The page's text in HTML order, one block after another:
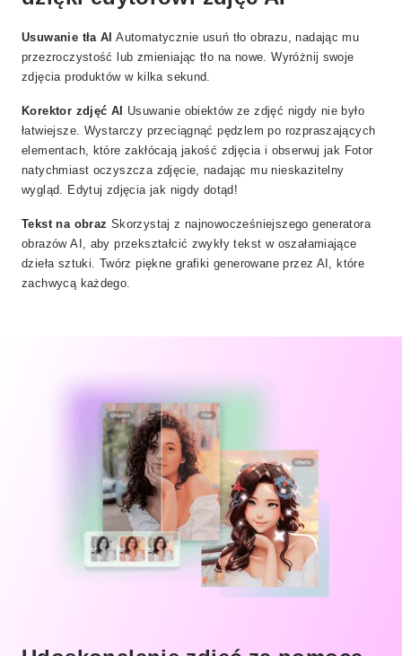
Usuwanie tła AI Automatycznie usuń tło obrazu, nadając mu
przezroczystość lub zmieniając tło na nowe. Wyróżnij swoje
zdjęcia produktów w kilka sekund.
Korektor zdjęć AI
Usuwanie obiektów ze zdjęć nigdy nie było
łatwiejsze. Wystarczy przeciągnąć pędzlem po rozpraszających
elementach, które zakłócają jakość zdjęcia i obserwuj jak Fotor
natychmiast oczyszcza zdjęcie, nadając mu nieskazitelny
wygląd. Edytuj zdjęcia jak nigdy dotąd!
Tekst na obraz Skorzystaj z najnowocześniejszego generatora
obrazów AI, aby przekształcić zwykły tekst w oszałamiające
dzieła sztuki. Twórz piękne grafiki generowane przez AI, które
zachwycą każdego.